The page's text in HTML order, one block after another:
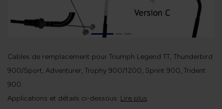
Cables de remplacement pour Triumph Legend TT, Thunderbird
900/Sport, Adventurer, Trophy 900/1200, Sprint 900, Trident
900.
Applications et détails ci-dessous. Lire plus.